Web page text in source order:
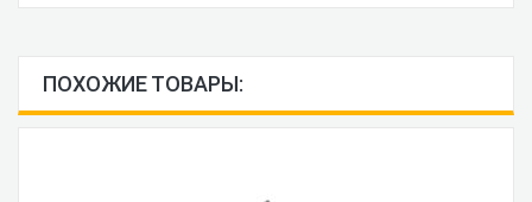
ПОХОЖИЕ ТОВАРЫ: